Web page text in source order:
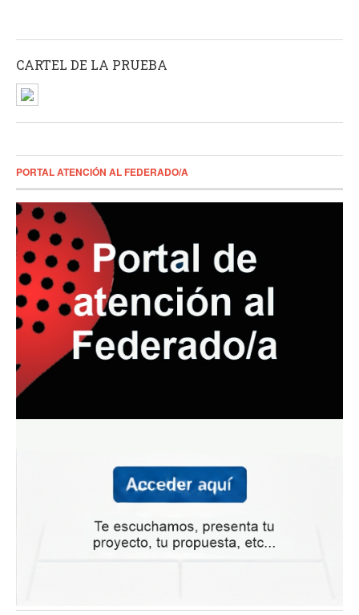
CARTEL DE LA PRUEBA
PORTAL ATENCIÓN AL FEDERADO/A